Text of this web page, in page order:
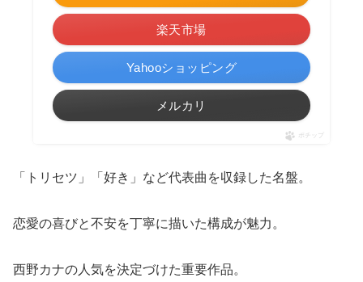
楽天市場
Yahooショッピング
メルカリ
ポチップ
「トリセツ」「好き」など代表曲を収録した名盤。
恋愛の喜びと不安を丁寧に描いた構成が魅力。
西野カナの人気を決定づけた重要作品。